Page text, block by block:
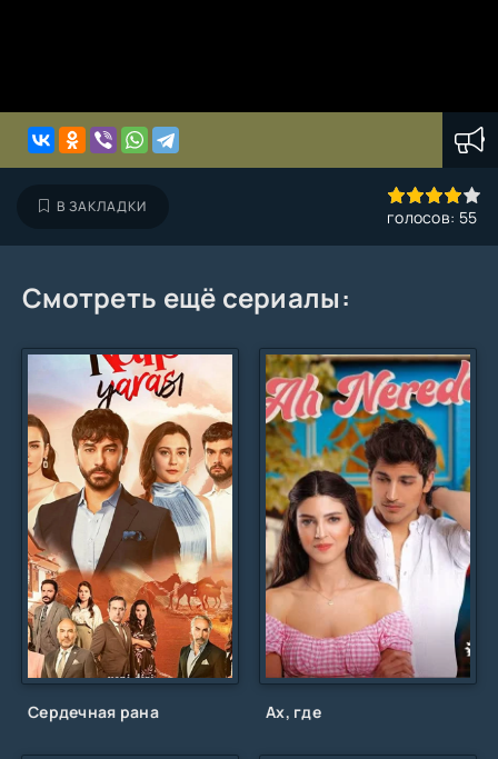
В ЗАКЛАДКИ
голосов: 55
Смотреть ещё сериалы:
Сердечная рана Ах, где